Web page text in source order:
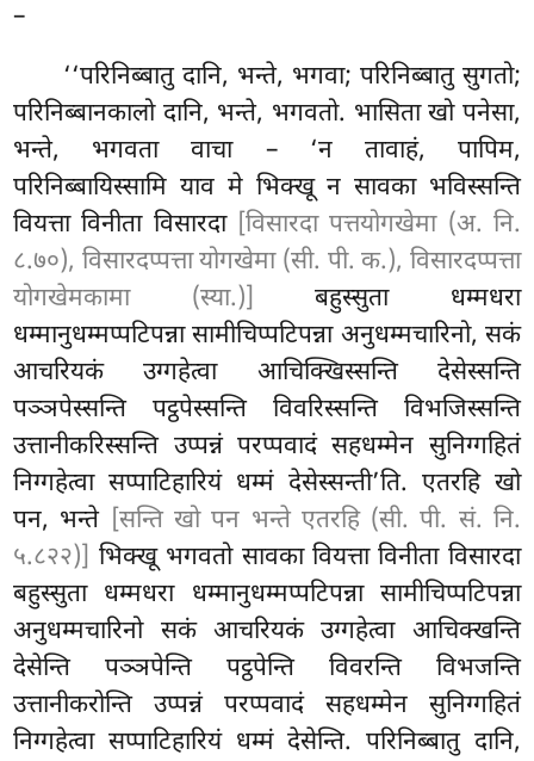
–
‘‘परिनिब्बातु दानि, भन्ते, भगवा; परिनिब्बातु सुगतो;
परिनिब्बानकालो दानि, भन्ते, भगवतो. भासिता खो पनेसा,
भन्ते, भगवता वाचा – ‘न तावाहं, पापिम,
परिनिब्बायिस्सामि याव मे भिक्खू न सावका भविस्सन्ति
वियत्ता विनीता विसारदा [विसारदा पत्तयोगखेमा (अ. नि.
८.७०), विसारदप्पत्ता योगखेमा (सी. पी. क.), विसारदप्पत्ता
योगखेमकामा (स्या.)] बहुस्सुता धम्मधरा
धम्मानुधम्मप्पटिपन्ना सामीचिप्पटिपन्ना अनुधम्मचारिनो, सकं
आचरियकं उग्गहेत्वा आचिक्खिस्सन्ति देसेस्सन्ति
पञ्ञपेस्सन्ति पट्ठपेस्सन्ति विवरिस्सन्ति विभजिस्सन्ति
उत्तानीकरिस्सन्ति उप्पन्नं परप्पवादं सहधम्मेन सुनिग्गहितं
निग्गहेत्वा सप्पाटिहारियं धम्मं देसेस्सन्ती’ति. एतरहि खो
पन, भन्ते [सन्ति खो पन भन्ते एतरहि (सी. पी. सं. नि.
५.८२२)] भिक्खू भगवतो सावका वियत्ता विनीता विसारदा
बहुस्सुता धम्मधरा धम्मानुधम्मप्पटिपन्ना सामीचिप्पटिपन्ना
अनुधम्मचारिनो सकं आचरियकं उग्गहेत्वा आचिक्खन्ति
देसेन्ति पञ्ञपेन्ति पट्ठपेन्ति विवरन्ति विभजन्ति
उत्तानीकरोन्ति उप्पन्नं परप्पवादं सहधम्मेन सुनिग्गहितं
निग्गहेत्वा सप्पाटिहारियं धम्मं देसेन्ति. परिनिब्बातु दानि,